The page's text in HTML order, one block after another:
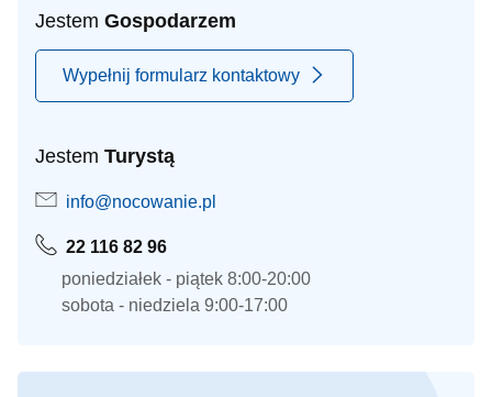
Jestem Gospodarzem
Wypełnij formularz kontaktowy
Jestem Turystą
info@nocowanie.pl
22 116 82 96
poniedziałek - piątek 8:00-20:00
sobota - niedziela 9:00-17:00